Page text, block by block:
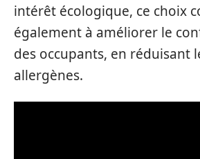
intérêt écologique, ce choix
également à améliorer le
des occupants, en réduisant
allergènes.